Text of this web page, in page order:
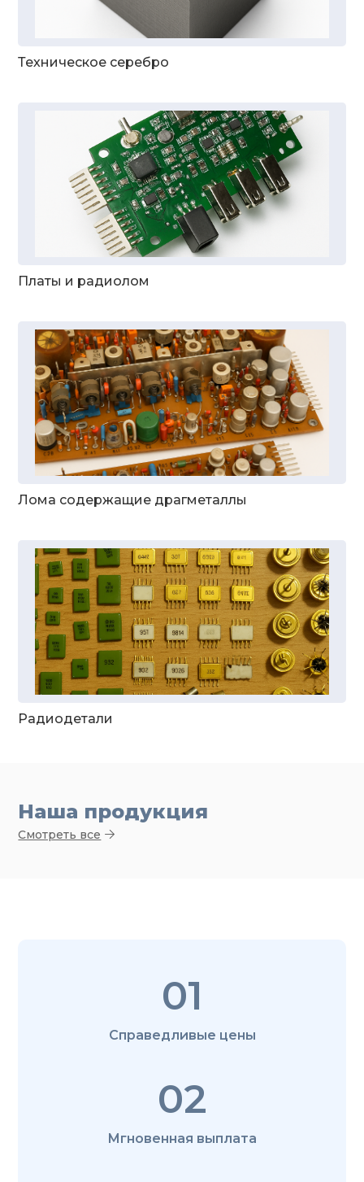
Техническое серебро
Платы и радиолом
Лома содержащие драгметаллы
Радиодетали
Наша продукция
Смотреть все
01
Справедливые цены
02
Мгновенная выплата